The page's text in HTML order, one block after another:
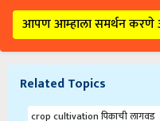
आपण आम्हाला समर्थन
Related Topics
crop cultivation पिकाची लागवड